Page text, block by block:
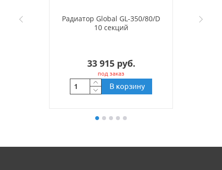
Радиатор Global GL-350/80/D
10 секций
33 915 руб.
под заказ
В корзину